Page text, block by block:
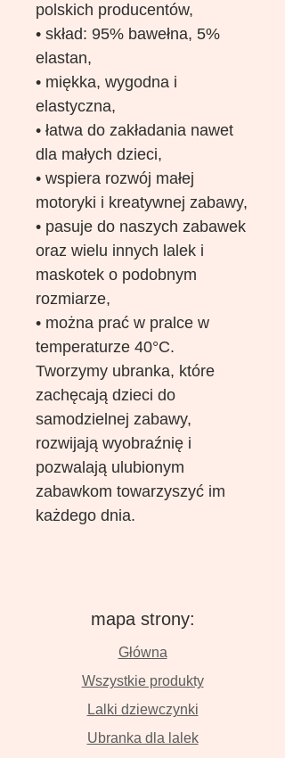
polskich producentów,
• skład: 95% bawełna, 5%
elastan,
• miękka, wygodna i
elastyczna,
• łatwa do zakładania nawet
dla małych dzieci,
• wspiera rozwój małej
motoryki i kreatywnej zabawy,
• pasuje do naszych zabawek
oraz wielu innych lalek i
maskotek o podobnym
rozmiarze,
• można prać w pralce w
temperaturze 40°C.
Tworzymy ubranka, które
zachęcają dzieci do
samodzielnej zabawy,
rozwijają wyobraźnię i
pozwalają ulubionym
zabawkom towarzyszyć im
każdego dnia.
mapa strony:
Główna
Wszystkie produkty
Lalki dziewczynki
Ubranka dla lalek